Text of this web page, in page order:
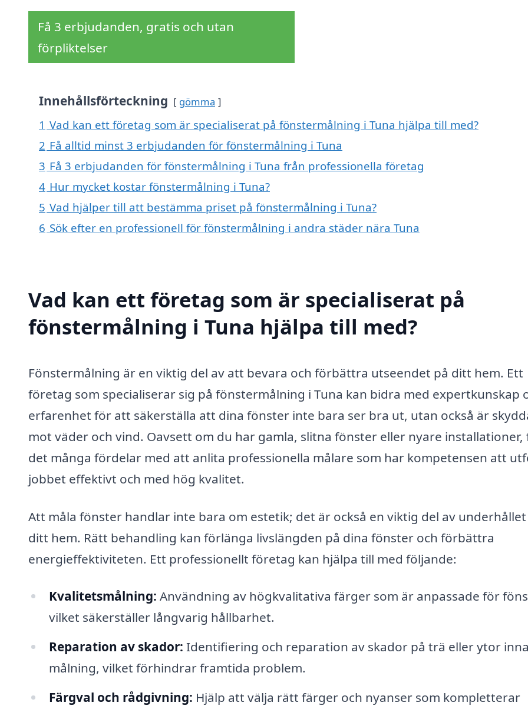
Få 3 erbjudanden, gratis och utan
förpliktelser
Innehållsförteckning gömma
1 Vad kan ett företag som är specialiserat på fönstermålning i Tuna hjälpa till med?
2 Få alltid minst 3 erbjudanden för fönstermålning i Tuna
3 Få 3 erbjudanden för fönstermålning i Tuna från professionella företag
4 Hur mycket kostar fönstermålning i Tuna?
5 Vad hjälper till att bestämma priset på fönstermålning i Tuna?
6 Sök efter en professionell för fönstermålning i andra städer nära Tuna
Vad kan ett företag som är specialiserat på
fönstermålning i Tuna hjälpa till med?
Fönstermålning är en viktig del av att bevara och förbättra utseendet på ditt hem. Ett
företag som specialiserar sig på fönstermålning i Tuna kan bidra med expertkunskap
erfarenhet för att säkerställa att dina fönster inte bara ser bra ut, utan också är
mot väder och vind. Oavsett om du har gamla, slitna fönster eller nyare installationer,
det många fördelar med att anlita professionella målare som har kompetensen att
jobbet effektivt och med hög kvalitet.
Att måla fönster handlar inte bara om estetik; det är också en viktig del av
ditt hem. Rätt behandling kan förlänga livslängden på dina fönster och förbättra
energieffektiviteten. Ett professionellt företag kan hjälpa till med följande:
Kvalitetsmålning: Användning av högkvalitativa färger som är anpassade för
vilket säkerställer långvarig hållbarhet.
Reparation av skador: Identifiering och reparation av skador på trä eller ytor
målning, vilket förhindrar framtida problem.
Färgval och rådgivning: Hjälp att välja rätt färger och nyanser som kompletterar